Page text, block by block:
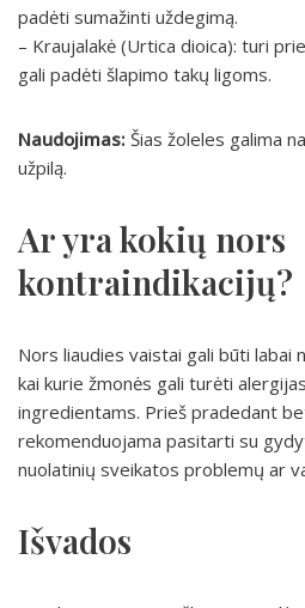
padėti sumažinti uždegimą.
– Kraujalakė (Urtica dioica): turi
gali padėti šlapimo takų ligoms.
Naudojimas: Šias žoleles galima
užpilą.
Ar yra kokių nors
kontraindikacijų?
Nors liaudies vaistai gali būti labai
kai kurie žmonės gali turėti
ingredientams. Prieš pradedant
rekomenduojama pasitarti su
nuolatinių sveikatos problemų ar
Išvados